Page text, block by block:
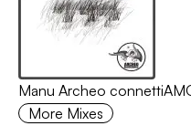
Manu Archeo
More Mixes